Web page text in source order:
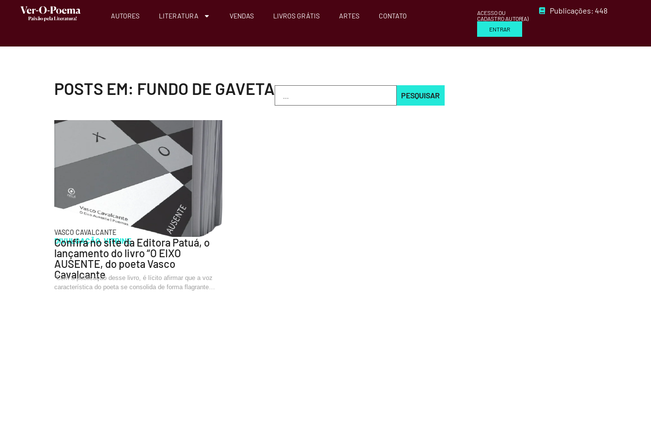
AUTORES LITERATURA VENDAS LIVROS GRÁTIS ARTES CONTATO
ACESSO OU
CADASTRO AUTOR(A)
ENTRAR
Publicações: 448
POSTS EM: FUNDO DE GAVETA PESQUISAR
VASCO CAVALCANTE
DIVULGAÇÃO, VITRINE
Confira no site da Editora Patuá, o
lançamento do livro “O EIXO
AUSENTE, do poeta Vasco
Cavalcante
“Com a publicação desse livro, é lícito afirmar que a voz
característica do poeta se consolida de forma flagrante…